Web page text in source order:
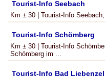
Tourist-Info Seebach
Km ± 30 | Tourist-Info
Tourist-Info Schömberg
Km ± 30 | Tourist-Info
Schömberg im ...
Tourist-Info Bad